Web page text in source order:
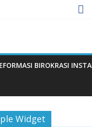
BIROKRASI
Widget